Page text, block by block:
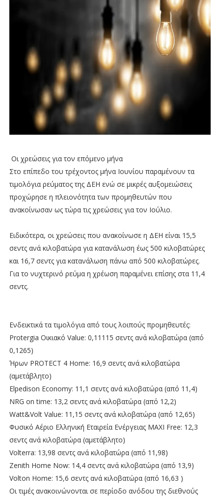
Οι χρεώσεις για τον επόμενο μήνα
Στο επίπεδο του τρέχοντος μήνα Ιουνίου παραμένουν τα
τιμολόγια ρεύματος της ΔΕΗ ενώ σε μικρές αυξομειώσεις
προχώρησε η πλειονότητα των προμηθευτών που
ανακοίνωσαν ως τώρα τις χρεώσεις για τον Ιούλιο.
Ειδικότερα, οι χρεώσεις που ανακοίνωσε η ΔΕΗ είναι 15,5
σεντς ανά κιλοβατώρα για κατανάλωση έως 500 κιλοβατώρες
και 16,7 σεντς για κατανάλωση πάνω από 500 κιλοβατώρες.
Για το νυχτερινό ρεύμα η χρέωση παραμένει επίσης στα 11,4
σεντς.
Ενδεικτικά τα τιμολόγια από τους λοιπούς προμηθευτές:
Protergia Οικιακό Value: 0,11115 σεντς ανά κιλοβατώρα (από
0,1265)
Ήρων PROTECT 4 Home: 16,9 σεντς ανά κιλοβατώρα
(αμετάβλητο)
Elpedison Economy: 11,1 σεντς ανά κιλοβατώρα (από 11,4)
NRG on time: 13,2 σεντς ανά κιλοβατώρα (από 12,2)
Watt&Volt Value: 11,15 σεντς ανά κιλοβατώρα (από 12,65)
Φυσικό Αέριο Ελληνική Εταιρεία Ενέργειας MAXI Free: 12,3
σεντς ανά κιλοβατώρα (αμετάβλητο)
Volterra: 13,98 σεντς ανά κιλοβατώρα (από 11,98)
Zenith Home Now: 14,4 σεντς ανά κιλοβατώρα (από 13,9)
Volton Home: 15,6 σεντς ανά κιλοβατώρα (από 16,63 )
Οι τιμές ανακοινώνονται σε περίοδο ανόδου της διεθνούς